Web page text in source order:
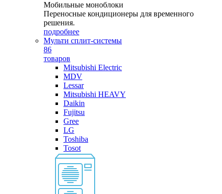
Мобильные моноблоки
Переносные кондиционеры для временного
решения.
подробнее
Мульти сплит-системы
86
товаров
Mitsubishi Electric
MDV
Lessar
Mitsubishi HEAVY
Daikin
Fujitsu
Gree
LG
Toshiba
Tosot